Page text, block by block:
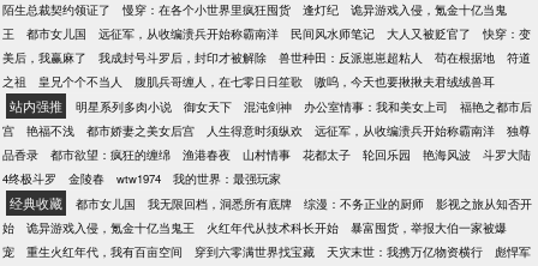
陌生总裁契约领证了
慢穿：在各个小世界里疯狂囤货 逢灯纪
诡异游戏入侵，氪金十亿当鬼
王
都市女儿国 远征军，从收编溃兵开始称霸南洋 民间风水师笔记 大人又被贬官了
快穿：变
美后，我赢麻了
我成封号斗罗后，封印才被解除 兽世种田：反派崽崽超粘人 苟在根据地
符道
之祖
皇兄个个不当人 腹肌兵哥缠人，在七零日日笙歌 嗷呜，今天也要揪揪夫君绒绒兽耳
站内强推 明星系列多肉小说 御女天下 混沌剑神 办公室情事：我和美女上司
福艳之都市后
宫
艳福不浅 都市娇妻之美女后宫 人生得意时须纵欢 远征军，从收编溃兵开始称霸南洋
独尊
品香录
都市欲望：疯狂的缠绵 渔港春夜 山村情事 花都太子 轮回乐园 艳海风波
斗罗大陆
4终极斗罗
金陵春 wtw1974 我的世界：最强玩家
经典收藏 都市女儿国 我无限回档，洞悉所有底牌 综漫：不务正业的厨师
影视之旅从知否开
始
诡异游戏入侵，氪金十亿当鬼王 火红年代从技术科长开始
暴富囤货，举报大伯一家被爆
宠
重生火红年代，我有百亩空间 穿到六零满世界找宝藏 天灾末世：我携万亿物资横行
彪悍军